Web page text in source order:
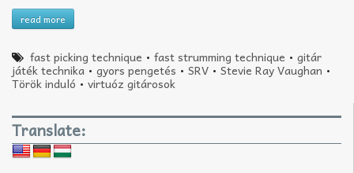
read more
fast picking technique •fast strumming technique •gitár
játék technika• gyors pengetés • SRV • Stevie Ray Vaughan •
Török induló • virtuóz gitárosok
Translate: